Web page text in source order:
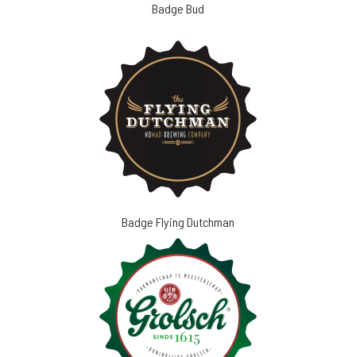
Badge Bud
Badge Flying Dutchman